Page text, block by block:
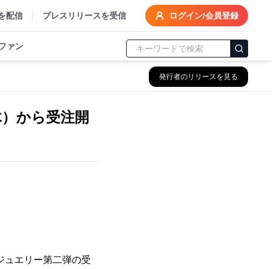
配信 プレスリリースを受信 ログイン/会員登録
ァン
発行者のリリースを見る
から受注開
ュエリー第二弾の受